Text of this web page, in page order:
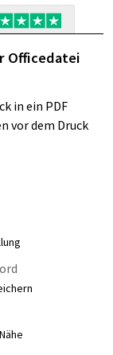
Officedatei
in ein PDF
vor dem Druck